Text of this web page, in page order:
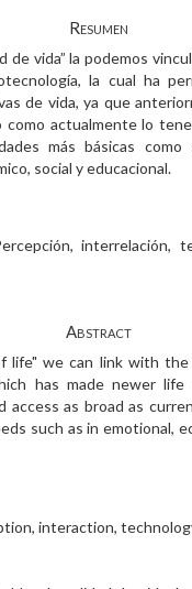
Resumen
de vida” la podemos
la cual ha
de vida, ya que
como actualmente lo
más básicas
social y educacional.
interrelación,
Abstract
life" we can link with the
has made newer life
access as broad as
such as in emotional,
interaction,